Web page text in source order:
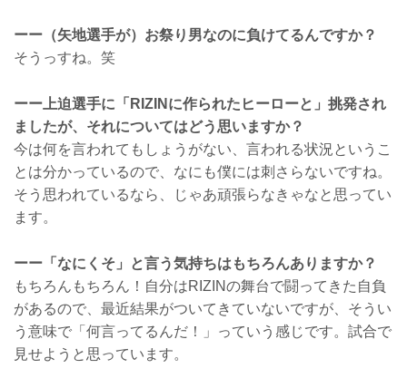
ーー（矢地選手が）お祭り男なのに負けてるんですか？
そうっすね。笑
ーー上迫選手に「RIZINに作られたヒーローと」挑発され
ましたが、それについてはどう思いますか？
今は何を言われてもしょうがない、言われる状況というこ
とは分かっているので、なにも僕には刺さらないですね。
そう思われているなら、じゃあ頑張らなきゃなと思ってい
ます。
ーー「なにくそ」と言う気持ちはもちろんありますか？
もちろんもちろん！自分はRIZINの舞台で闘ってきた自負
があるので、最近結果がついてきていないですが、そうい
う意味で「何言ってるんだ！」っていう感じです。試合で
見せようと思っています。